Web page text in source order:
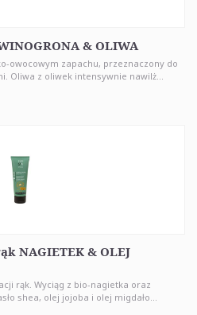
& OLIWA
owocowym zapachu, przeznaczony do
Oliwa z oliwek intensywnie nawilż...
NAGIETEK & OLEJ
rąk. Wyciąg z bio-nagietka oraz
shea, olej jojoba i olej migdało...